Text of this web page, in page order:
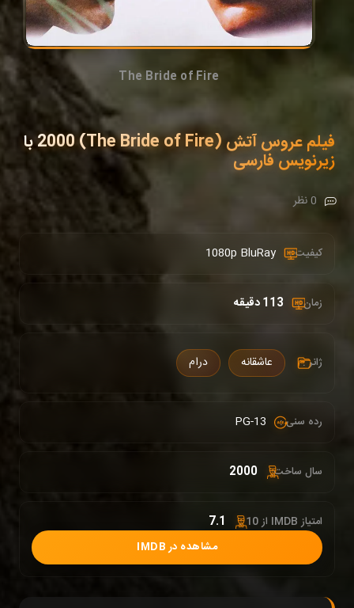
The Bride of Fire
فیلم عروس آتش (The Bride of Fire) 2000 با
زیرنویس فارسی
0 نظر
کیفیت : 1080p BluRay
زمان : 113 دقیقه
ژانر : عاشقانه درام
رده سنی : PG-13
سال ساخت: 2000
امتیاز IMDB از 10 : 7.1
مشاهده در IMDB